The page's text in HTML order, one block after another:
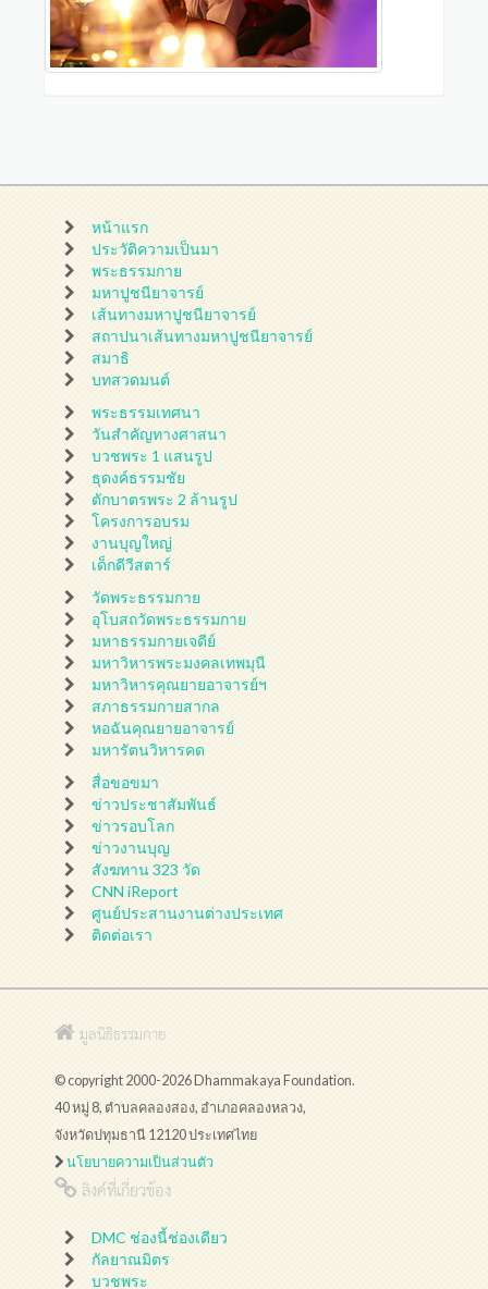
หน้าแรก
ประวัติความเป็นมา
พระธรรมกาย
มหาปูชนียาจารย์
เส้นทางมหาปูชนียาจารย์
สถาปนาเส้นทางมหาปูชนียาจารย์
สมาธิ
บทสวดมนต์
พระธรรมเทศนา
วันสำคัญทางศาสนา
บวชพระ 1 แสนรูป
ธุดงค์ธรรมชัย
ตักบาตรพระ 2 ล้านรูป
โครงการอบรม
งานบุญใหญ่
เด็กดีวีสตาร์
วัดพระธรรมกาย
อุโบสถวัดพระธรรมกาย
มหาธรรมกายเจดีย์
มหาวิหารพระมงคลเทพมุนี
มหาวิหารคุณยายอาจารย์ฯ
สภาธรรมกายสากล
หอฉันคุณยายอาจารย์
มหารัตนวิหารคด
สื่อขอขมา
ข่าวประชาสัมพันธ์
ข่าวรอบโลก
ข่าวงานบุญ
สังฆทาน 323 วัด
CNN iReport
ศูนย์ประสานงานต่างประเทศ
ติดต่อเรา
มูลนิธิธรรมกาย
© copyright 2000-2026 Dhammakaya Foundation.
40 หมู่ 8, ตำบลคลองสอง, อำเภอคลองหลวง,
จังหวัดปทุมธานี 12120 ประเทศไทย
นโยบายความเป็นส่วนตัว
ลิงค์ที่เกี่ยวข้อง
DMC ช่องนี้ช่องเดียว
กัลยาณมิตร
บวชพระ